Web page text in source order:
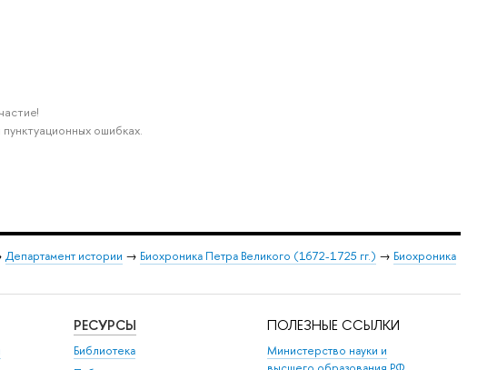
ошибках.
Департамент истории → Биохроника Петра Великого (1672-1725 гг.) → Биохроника
РЕСУРСЫ
Библиотека
ПОЛЕЗНЫЕ ССЫЛКИ
Министерство науки и